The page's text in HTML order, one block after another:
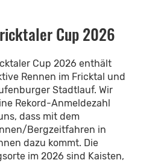
Cup 2026
Cup 2026 enthält
Rennen im Fricktal und
Stadtlauf. Wir
Rekord-Anmeldezahl
dass mit dem
Bergzeitfahren in
dazu kommt. Die
im 2026 sind Kaisten,